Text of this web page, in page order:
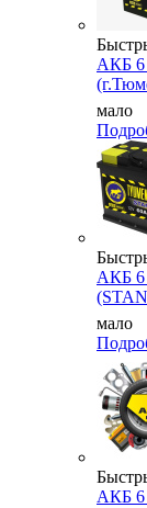
АКБ 6
мало
АКБ 6
мало
АКБ 6